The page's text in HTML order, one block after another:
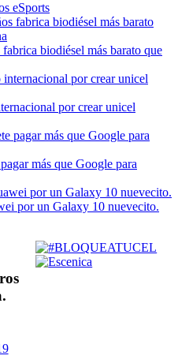
eSports
biodiésel más barato que
por crear unicel
más que Google para
por un Galaxy 10 nuevecito.